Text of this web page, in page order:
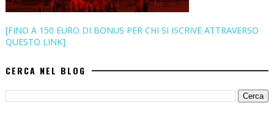
[FINO A 150 EURO DI BONUS PER CHI SI ISCRIVE ATTRAVERSO
QUESTO LINK]
CERCA NEL BLOG